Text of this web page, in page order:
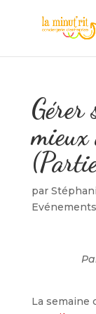
Gérer
mieux
par
Evénements
La semaine